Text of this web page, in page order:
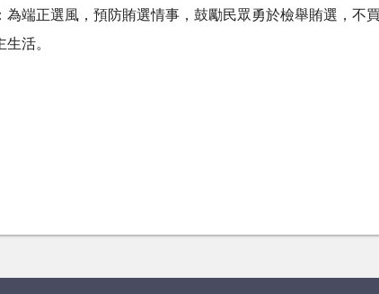
為端正選風，預防賄選情事，鼓勵民眾勇於檢舉賄選，不
生活。